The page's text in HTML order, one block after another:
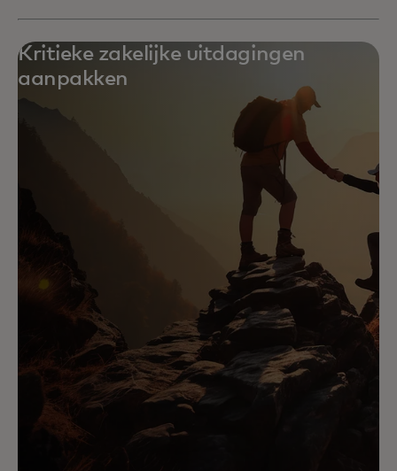
Kritieke zakelijke uitdagingen
aanpakken